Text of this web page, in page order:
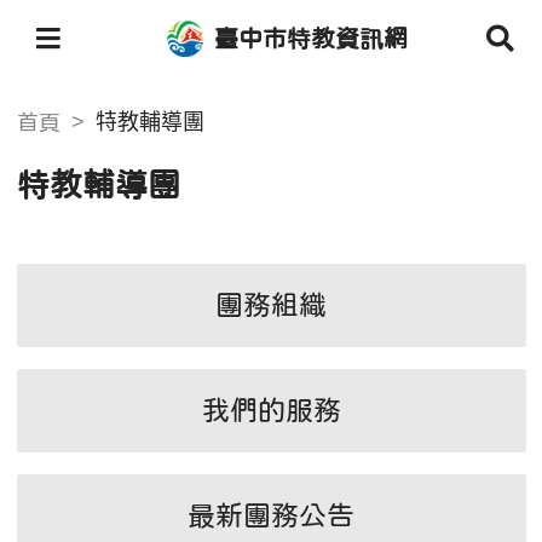
臺中市特教資訊網
首頁 特教輔導團
特教輔導團
團務組織
我們的服務
最新團務公告